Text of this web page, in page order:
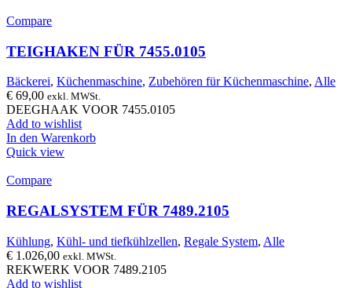
Compare
TEIGHAKEN FÜR 7455.0105
Bäckerei, Küchenmaschine, Zubehören für Küchenmaschine, Alle
€ 69,00 exkl. MWSt.
DEEGHAAK VOOR 7455.0105
Add to wishlist
In den Warenkorb
Quick view
Compare
REGALSYSTEM FÜR 7489.2105
Kühlung, Kühl- und tiefkühlzellen, Regale System, Alle
€ 1.026,00 exkl. MWSt.
REKWERK VOOR 7489.2105
Add to wishlist